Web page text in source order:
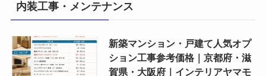
内装工事・メンテナンス
新築マンション・戸建て人気オプ
ション工事参考価格｜京都府・滋
賀県・大阪府｜インテリアヤマモ